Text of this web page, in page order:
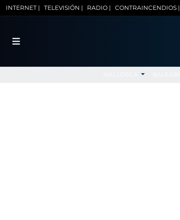
INTERNET | TELEVISIÓN | RADIO | CONTRAINCENDIOS |